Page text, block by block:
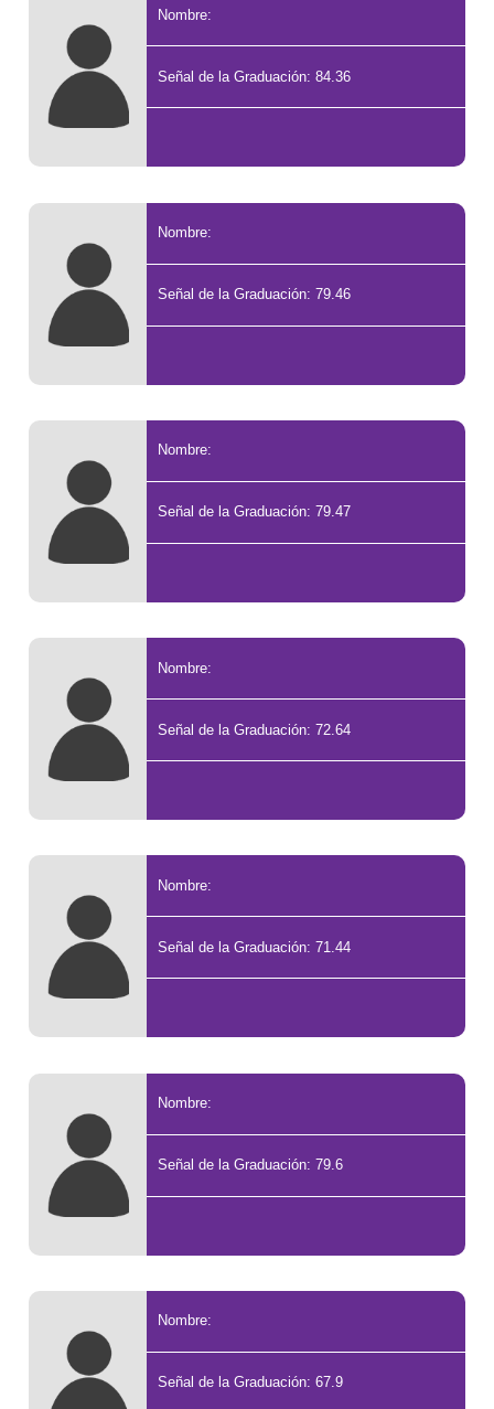
Nombre:
Señal de la Graduación: 84.36
Nombre:
Señal de la Graduación: 79.46
Nombre:
Señal de la Graduación: 79.47
Nombre:
Señal de la Graduación: 72.64
Nombre:
Señal de la Graduación: 71.44
Nombre:
Señal de la Graduación: 79.6
Nombre:
Señal de la Graduación: 67.9